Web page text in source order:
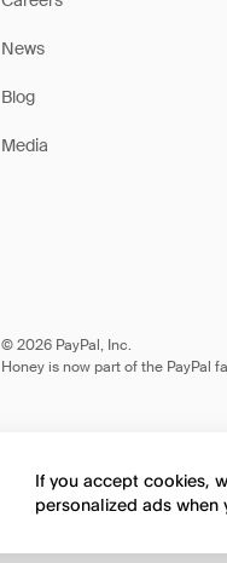
News
Blog
Media
© 2026 PayPal, Inc.
Honey is now part of the PayPal
If you accept cookies,
personalized ads when